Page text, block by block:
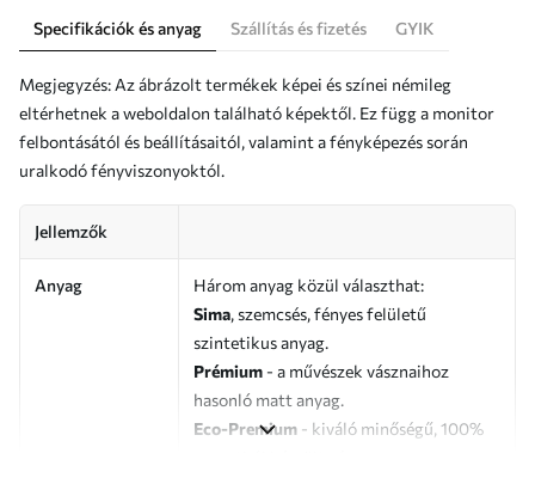
Specifikációk és anyag Szállítás és fizetés GYIK
Megjegyzés: Az ábrázolt termékek képei és színei némileg
eltérhetnek a weboldalon található képektől. Ez függ a monitor
felbontásától és beállításaitól, valamint a fényképezés során
uralkodó fényviszonyoktól.
Jellemzők
Anyag
Három anyag közül választhat:
Sima, szemcsés, fényes felületű
szintetikus anyag.
Prémium - a művészek vásznaihoz
hasonló matt anyag.
Eco-Premium - kiváló minőségű, 100%